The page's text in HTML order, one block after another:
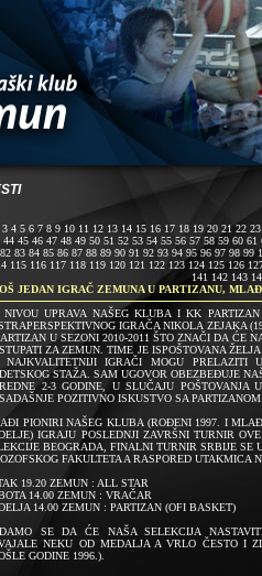
3 4 5 6 7 8 9 10 11 12 13 14 15 16 17 18 19 20 21 22 23
44 45 46 47 48 49 50 51 52 53 54 55 56 57 58 59 60 61
82 83 84 85 86 87 88 89 90 91 92 93 94 95 96 97 98 99
115 116 117 118 119 120 121 122 123 124 125 126
141 142 143
JEDAN IGRAČ ZEMUNA U PARTIZANU,
NIVOU UPRAVA NAŠEG KLUBA I KK
IGRAČA NIKOLA ZEJAKA
U SEZONI 2010-2011 ŠTO ZNAČI DA ĆE
ZA ZEMUN. TIME JE ISPOŠTOVANA
NAJKVALITETNIJI IGRAČI MOGU PRELAZITI
STAŽA. SAM UGOVOR OBEZBEĐUJE
2-3 GODINE, U SLUČAJU
POZITIVNO ISKUSTVO SA
PIONIRI NAŠEG KLUBA (ROĐENI 1997. I
IGRAJU POSLEDNJI ZAVRŠNI TURNIR
BEOGRADA, FINALNI TURNIR SRBIJE
FAKULTETA A RASPORED UTAKMICA
19.20 ZEMUN : ALL STAR
14.00 ZEMUN : VRAČAR
14.00 ZEMUN : PARTIZAN (OFI BASKET)
SE DA ĆE NAŠA SELEKCIJA
NEKU OD MEDALJA A VRLO ČESTO I
GODINE 1996.).